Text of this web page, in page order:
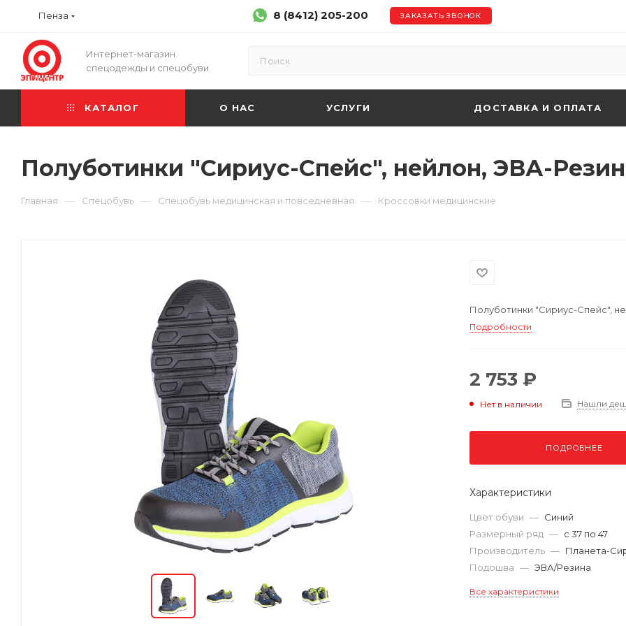
Пенза 8 (8412) 205-200 ЗАКАЗАТЬ ЗВОНОК
Интернет-магазин
спецодежды и спецобуви
КАТАЛОГ О НАС УСЛУГИ ДОСТАВКА И ОПЛАТА
Полуботинки "Сириус-Спейс", нейлон, ЭВА-
Главная — Спецобувь — Спецобувь медицинская и повседневная — Кроссовки медицинские
Полуботинки "Сириус-Спейс",
Подробности
2 753 ₽
Нет в наличии Нашли
ПОДРОБНЕЕ
Характеристики
Цвет обуви — Синий
Размерный ряд — с 37 по 47
Производитель — Планета-
Подошва — ЭВА/Резина
Все характеристики